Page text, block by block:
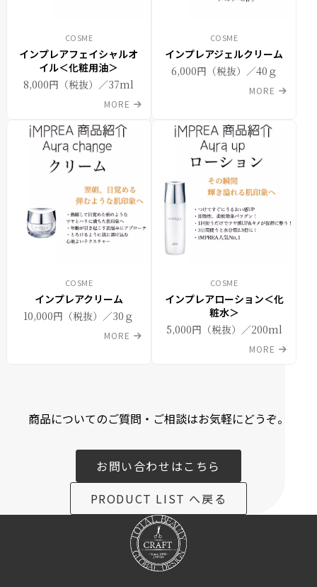
COSME
インプレアフェイシャルオ
イル＜化粧用油＞
8,000円（税抜）／37ml
MORE
COSME
インプレアジェルクリーム
6,000円（税抜）／40ｇ
MORE
COSME
インプレアクリーム
10,000円（税抜）／30ｇ
MORE
COSME
インプレアローション＜化
粧水＞
5,000円（税抜）／200ml
MORE
商品についてのご質問・ご相談はお気軽にどうぞ。
お問い合わせはこちら
PRODUCT LIST へ戻る